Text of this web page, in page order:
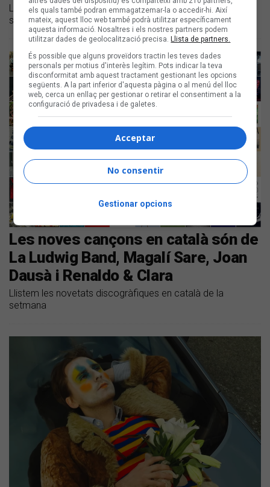
Llistem les novetats discogràfiques en català de la
setmana
Les noves cançons en català són de
La Ludwig Band, Magalí Sare, Joan
Dausà i Renaldo & Clara
Llistem les novetats discogràfiques en català de la
setmana
els quals també podran emmagatzemar-la o accedir-hi. Així
mateix, aquest lloc web també podrà utilitzar específicament
aquesta informació. Nosaltres i els nostres partners podem
utilitzar dades de geolocalització precisa. Llista de partners.
És possible que alguns proveïdors tractin les teves dades
personals per motius d'interès legítim. Pots indicar la teva
disconformitat amb aquest tractament gestionant les opcions
següents. A la part inferior d'aquesta pàgina o al menú del lloc
web, cerca un enllaç per gestionar o retirar el consentiment a la
configuració de privadesa i de galetes.
Acceptar
No consentir
Gestionar opcions